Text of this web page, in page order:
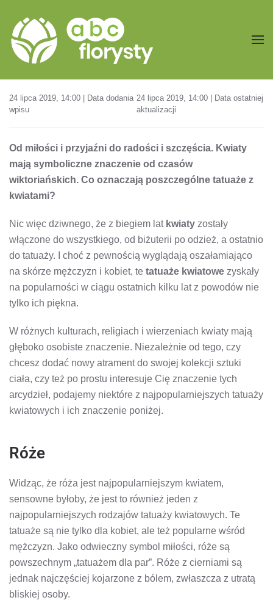
Przejdź do treści głównej
24 lipca 2019, 14:00 | Data dodania
wpisu
24 lipca 2019, 14:00 | Data ostatniej
aktualizacji
Od miłości i przyjaźni do radości i szczęścia. Kwiaty
mają symboliczne znaczenie od czasów
wiktoriańskich. Co oznaczają poszczególne tatuaże z
kwiatami?
Nic więc dziwnego, że z biegiem lat kwiaty zostały
włączone do wszystkiego, od biżuterii po odzież, a ostatnio
do tatuaży. I choć z pewnością wyglądają oszałamiająco
na skórze mężczyzn i kobiet, te tatuaże kwiatowe zyskały
na popularności w ciągu ostatnich kilku lat z powodów nie
tylko ich piękna.
W różnych kulturach, religiach i wierzeniach kwiaty mają
głęboko osobiste znaczenie. Niezależnie od tego, czy
chcesz dodać nowy atrament do swojej kolekcji sztuki
ciała, czy też po prostu interesuje Cię znaczenie tych
arcydzieł, podajemy niektóre z najpopularniejszych tatuaży
kwiatowych i ich znaczenie poniżej.
Róże
Widząc, że róża jest najpopularniejszym kwiatem,
sensowne byłoby, że jest to również jeden z
najpopularniejszych rodzajów tatuaży kwiatowych. Te
tatuaże są nie tylko dla kobiet, ale też popularne wśród
mężczyzn. Jako odwieczny symbol miłości, róże są
powszechnym „tatuażem dla par”. Róże z cierniami są
jednak najczęściej kojarzone z bólem, zwłaszcza z utratą
bliskiej osoby.